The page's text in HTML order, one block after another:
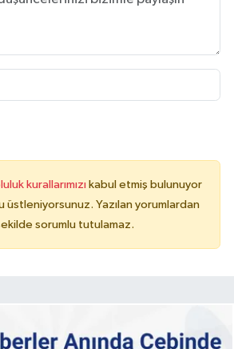
kurallarımızı kabul etmiş bulunuyor
üstleniyorsunuz. Yazılan yorumlardan
sorumlu tutulamaz.